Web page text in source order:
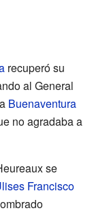
recuperó su
al General
Buenaventura
no agradaba a
se
Francisco